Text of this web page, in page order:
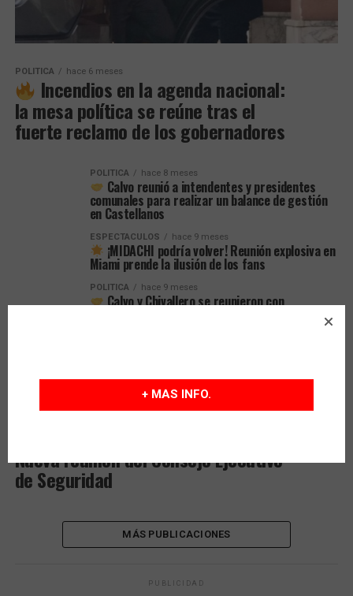
POLITICA hace 6 meses
Incendios en la agenda nacional:
la mesa política se reúne tras el
fuerte reclamo de los gobernadores
POLITICA hace 8 meses
Calvo reunió a intendentes y presidentes
comunales para realizar un balance de gestión
en Castellanos
ESPECTACULOS hace 9 meses
¡MIDACHI podría volver! Reunión explosiva en
Miami prende la ilusión de los fans
POLITICA hace 9 meses
Calvo y Chivallero se reunieron con
fin de semana de cambios y designaciones
Nueva reunión del Consejo Ejecutivo
de Seguridad
MÁS PUBLICACIONES
PUBLICIDAD
+ MAS INFO.